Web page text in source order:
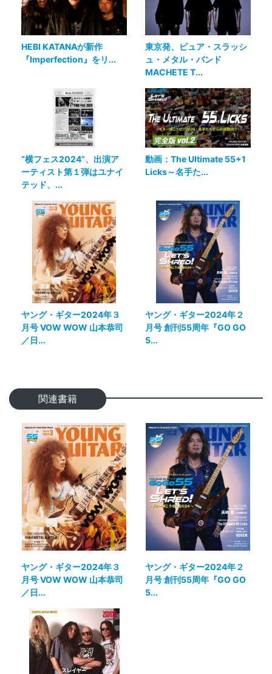
HEBI KATANAが新作
『Imperfection』をリ...
東京発、ピュア・スラッシ
ュ・メタル・バンド
MACHETE T...
“横フェス2024”、出演ア
ーティスト第１弾はユナイ
テッド、...
動画：The Ultimate 55+1
Licks～名手た...
ヤング・ギター2024年３
月号 VOW WOW 山本恭司
／日...
ヤング・ギター2024年２
月号 創刊55周年『GO GO
5...
関連書籍
ヤング・ギター2024年３
月号 VOW WOW 山本恭司
／日...
ヤング・ギター2024年２
月号 創刊55周年『GO GO
5...